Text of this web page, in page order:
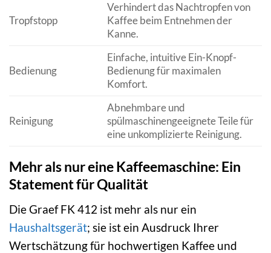
Tropfstopp
Verhindert das Nachtropfen von
Kaffee beim Entnehmen der
Kanne.
Bedienung
Einfache, intuitive Ein-Knopf-
Bedienung für maximalen
Komfort.
Reinigung
Abnehmbare und
spülmaschinengeeignete Teile für
eine unkomplizierte Reinigung.
Mehr als nur eine Kaffeemaschine: Ein
Statement für Qualität
Die Graef FK 412 ist mehr als nur ein
Haushaltsgerät; sie ist ein Ausdruck Ihrer
Wertschätzung für hochwertigen Kaffee und